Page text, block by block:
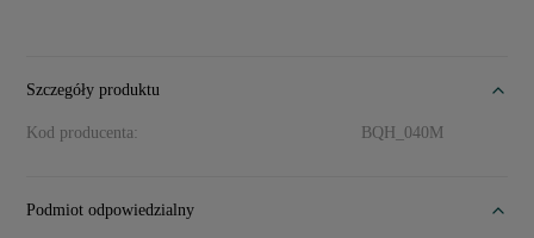
Szczegóły produktu
Kod producenta: BQH_040M
Podmiot odpowiedzialny